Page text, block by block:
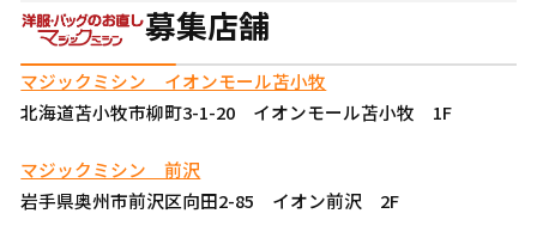
募集店舗
マジックミシン イオンモール苫小牧
北海道苫小牧市柳町3-1-20 イオンモール苫小牧 1F
マジックミシン 前沢
岩手県奥州市前沢区向田2-85 イオン前沢 2F